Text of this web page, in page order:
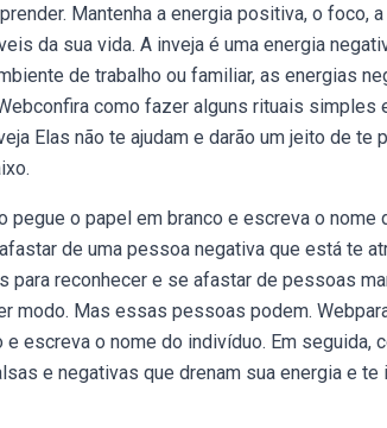
Mantenha a energia positiva, o foco,
da sua vida. A inveja é uma energia
de trabalho ou familiar, as energias
como fazer alguns rituais simples
Elas não te ajudam e darão um jeito de te
o papel em branco e escreva o nome
de uma pessoa negativa que está te
reconhecer e se afastar de pessoas
modo. Mas essas pessoas podem.
escreva o nome do indivíduo. Em seguida,
e negativas que drenam sua energia e